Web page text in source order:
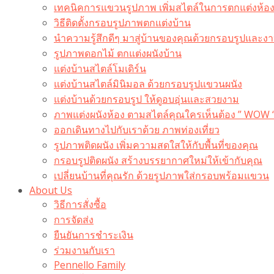
เทคนิคการแขวนรูปภาพ เพิ่มสไตล์ในการตกแต่งห้อง
วิธีติดตั้งกรอบรูปภาพตกแต่งบ้าน
นำความรู้สึกดีๆ มาสู่บ้านของคุณด้วยกรอบรูปและง
รูปภาพดอกไม้ ตกแต่งผนังบ้าน
แต่งบ้านสไตล์โมเดิร์น
แต่งบ้านสไตล์มินิมอล ด้วยกรอบรูปแขวนผนัง
แต่งบ้านด้วยกรอบรูป ให้ดูอบอุ่นและสวยงาม
ภาพแต่งผนังห้อง ตามสไตล์คุณใครเห็นต้อง ” WOW
ออกเดินทางไปกับเราด้วย ภาพท่องเที่ยว
รูปภาพติดผนัง เพิ่มความสดใสให้กับพื้นที่ของคุณ
กรอบรูปติดผนัง สร้างบรรยากาศใหม่ให้เข้ากับคุณ
เปลี่ยนบ้านที่คุณรัก ด้วยรูปภาพใส่กรอบพร้อมแขวน​
About Us
วิธีการสั่งซื้อ
การจัดส่ง
ยืนยันการชำระเงิน
ร่วมงานกับเรา
Pennello Family